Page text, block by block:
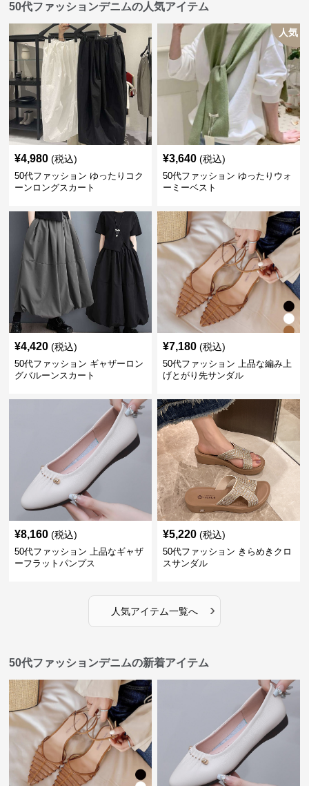
50代ファッションデニムの人気アイテム
¥4,980 (税込)
50代ファッション ゆったりコク
ーンロングスカート
人気
¥3,640 (税込)
50代ファッション ゆったりウォ
ーミーベスト
¥4,420 (税込)
50代ファッション ギャザーロン
グバルーンスカート
¥7,180 (税込)
50代ファッション 上品な編み上
げとがり先サンダル
¥8,160 (税込)
50代ファッション 上品なギャザ
ーフラットパンプス
¥5,220 (税込)
50代ファッション きらめきクロ
スサンダル
人気アイテム一覧へ ›
50代ファッションデニムの新着アイテム